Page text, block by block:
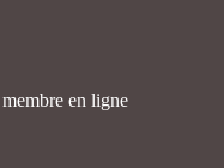
en ligne